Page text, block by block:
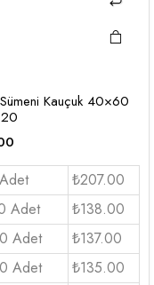
Kauçuk 40×60
₺207.00
Adet
₺138.00
Adet
₺137.00
Adet
₺135.00